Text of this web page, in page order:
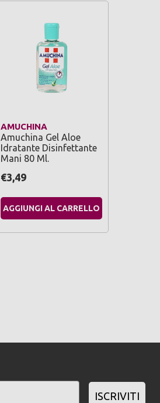
AMUCHINA
Amuchina Gel Aloe
Idratante Disinfettante
Mani 80 Ml.
€3,49
AGGIUNGI AL CARRELLO
ISCRIVITI